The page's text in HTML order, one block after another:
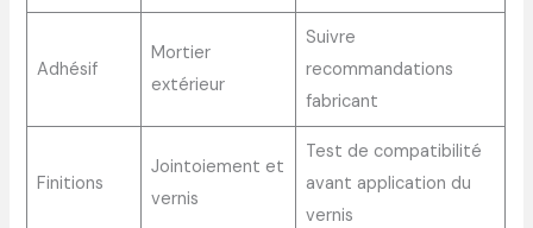
Adhésif
Mortier
extérieur
Suivre
recommandations
fabricant
Finitions
Jointoiement et
vernis
Test de compatibilité
avant application du
vernis